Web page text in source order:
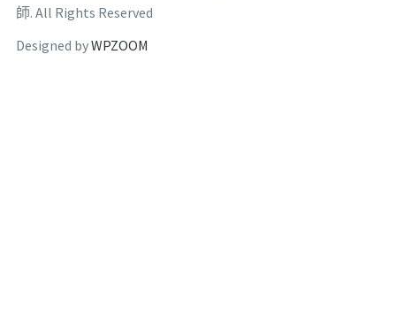
師. All Rights Reserved
Designed byWPZOOM